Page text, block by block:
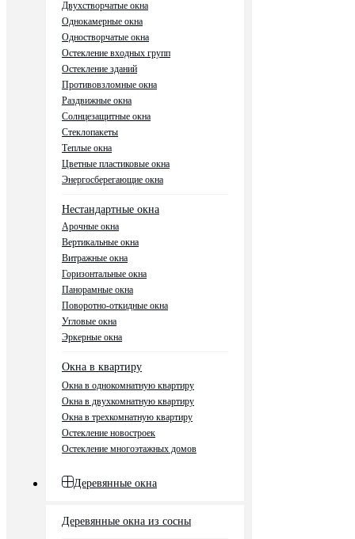
Двухстворчатые окна
Однокамерные окна
Одностворчатые окна
Остекление входных групп
Остекление зданий
Противовзломные окна
Раздвижные окна
Солнцезащитные окна
Стеклопакеты
Теплые окна
Цветные пластиковые окна
Энергосберегающие окна
Нестандартные окна
Арочные окна
Вертикальные окна
Витражные окна
Горизонтальные окна
Панорамные окна
Поворотно-откидные окна
Угловые окна
Эркерные окна
Окна в квартиру
Окна в однокомнатную квартиру
Окна в двухкомнатную квартиру
Окна в трехкомнатную квартиру
Остекление новостроек
Остекление многоэтажных домов
Деревянные окна
Деревянные окна из сосны